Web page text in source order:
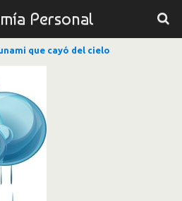
Personal
que cayó del cielo